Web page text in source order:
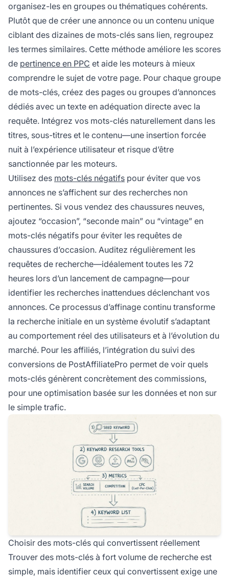
organisez-les en groupes ou thématiques cohérents.
Plutôt que de créer une annonce ou un contenu unique
ciblant des dizaines de mots-clés sans lien, regroupez
les termes similaires. Cette méthode améliore les scores
de pertinence en PPC et aide les moteurs à mieux
comprendre le sujet de votre page. Pour chaque groupe
de mots-clés, créez des pages ou groupes d’annonces
dédiés avec un texte en adéquation directe avec la
requête. Intégrez vos mots-clés naturellement dans les
titres, sous-titres et le contenu—une insertion forcée
nuit à l’expérience utilisateur et risque d’être
sanctionnée par les moteurs.
Utilisez des mots-clés négatifs pour éviter que vos
annonces ne s’affichent sur des recherches non
pertinentes. Si vous vendez des chaussures neuves,
ajoutez “occasion”, “seconde main” ou “vintage” en
mots-clés négatifs pour éviter les requêtes de
chaussures d’occasion. Auditez régulièrement les
requêtes de recherche—idéalement toutes les 72
heures lors d’un lancement de campagne—pour
identifier les recherches inattendues déclenchant vos
annonces. Ce processus d’affinage continu transforme
la recherche initiale en un système évolutif s’adaptant
au comportement réel des utilisateurs et à l’évolution du
marché. Pour les affiliés, l’intégration du suivi des
conversions de PostAffiliatePro permet de voir quels
mots-clés génèrent concrètement des commissions,
pour une optimisation basée sur les données et non sur
le simple trafic.
Choisir des mots-clés qui convertissent réellement
Trouver des mots-clés à fort volume de recherche est
simple, mais identifier ceux qui convertissent exige une